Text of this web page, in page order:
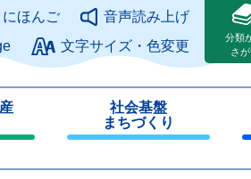
ページの本文へ
ほんご
音声読み上げ
文字サイズ・色変更
分類
さ
社会基盤
まちづくり
じ